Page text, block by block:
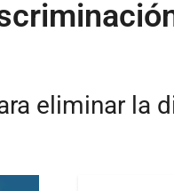
eliminar la